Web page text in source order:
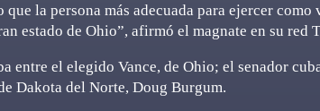
que la persona más adecuada para ejercer
estado de Ohio”, afirmó el magnate en su red
entre el elegido Vance, de Ohio; el senador
Dakota del Norte, Doug Burgum.